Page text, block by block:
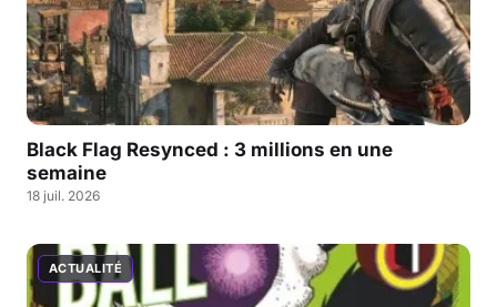
Black Flag Resynced : 3 millions en une
semaine
18 juil. 2026
ACTUALITÉ